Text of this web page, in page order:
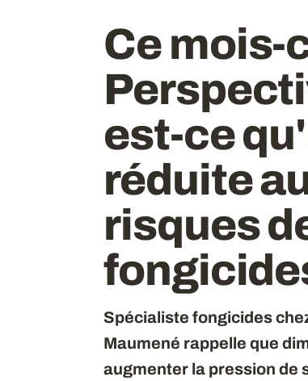
Ce mois-
est-ce
réduite
risques
Spécialiste fongicides
Maumené rappelle que
augmenter la pression de